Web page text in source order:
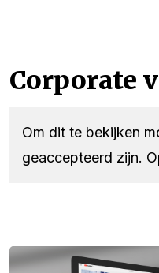
Corporate
Om dit te bekijken
geaccepteerd zijn.